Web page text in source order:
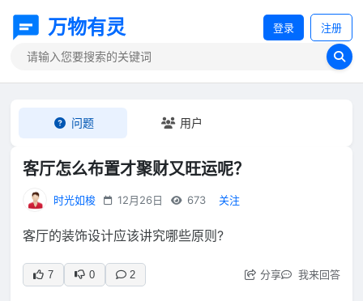
万物有灵 登录 注册
问题 用户
客厅怎么布置才聚财又旺运呢？
时光如梭 12月26日 673 关注
客厅的装饰设计应该讲究哪些原则?
7 0 2 分享 我来回答